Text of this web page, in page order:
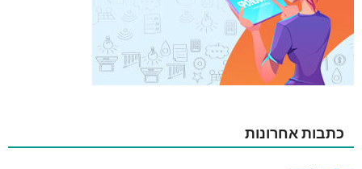
כתבות אחרונות